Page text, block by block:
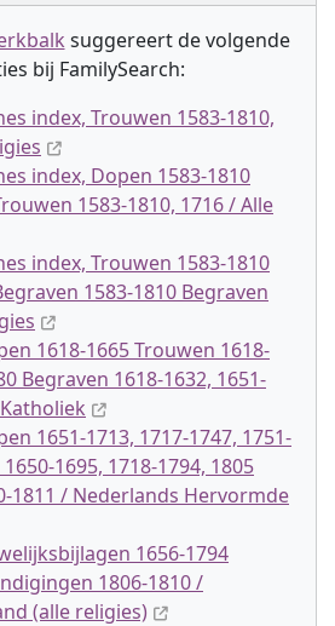
suggereert de volgende
s bij FamilySearch:
index, Trouwen 1583-1810,
index, Dopen 1583-1810
1583-1810, 1716 / Alle
index, Trouwen 1583-1810
1583-1810 Begraven
1618-1665 Trouwen 1618-
Begraven 1618-1632, 1651-
1651-1713, 1717-1747, 1751-
1695, 1718-1794, 1805
1811 / Nederlands Hervormde
1656-1794
1806-1810 /
(alle religies)